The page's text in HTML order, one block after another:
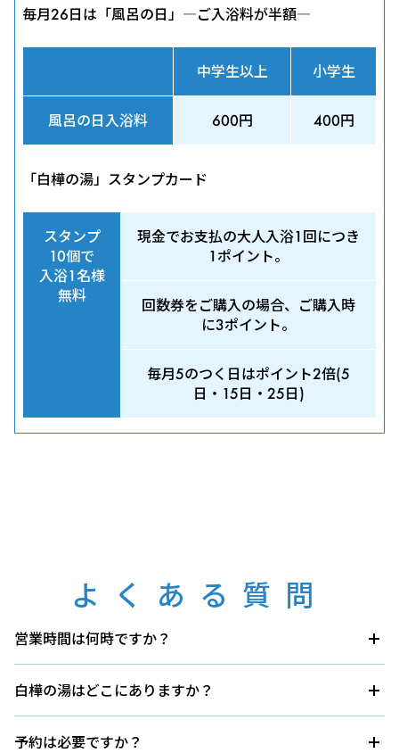
毎月26日は「風呂の日」―ご入浴料が半額―
中学生以上 小学生
風呂の日入浴料 600円 400円
「白樺の湯」スタンプカード
スタンプ
10個で
入浴1名様
無料
現金でお支払の大人入浴1回につき
1ポイント。
回数券をご購入の場合、ご購入時
に3ポイント。
毎月5のつく日はポイント2倍(5
日・15日・25日)
よくある質問
営業時間は何時ですか？
13:00〜22:00（最終受付21:30）
白樺の湯はどこにありますか？
ANAクラウンプラザリゾート安比高原、ANAホリデイ・
インリゾート安比高原からシャトルバスまたは送迎サービ
予約は必要ですか？